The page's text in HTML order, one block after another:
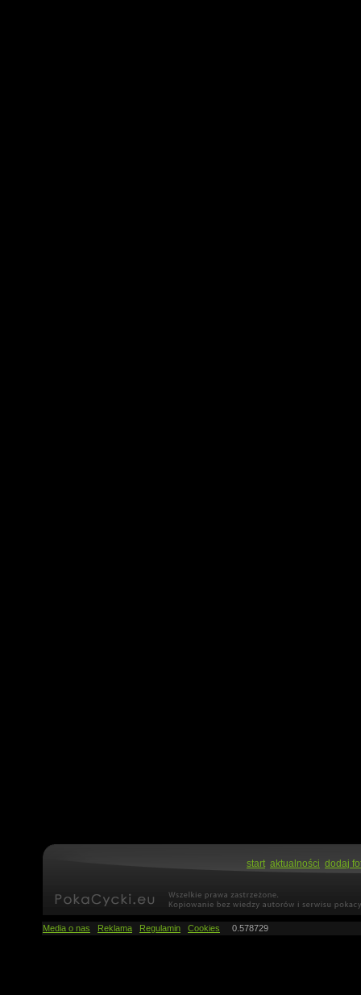
start aktualności dodaj
Media o nas Reklama Regulamin Cookies 0.578729